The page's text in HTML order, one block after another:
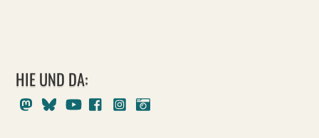
HIE UND DA:
MastodonBlueskyYoutubeFacebookInstagram